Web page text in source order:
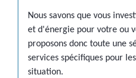
Nous savons que vous
et d'énergie pour votre ou
proposons donc toute une
services spécifiques pour
situation.